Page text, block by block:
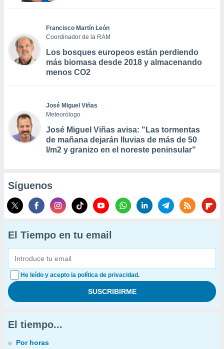
Francisco Martín León
Coordinador de la RAM
Los bosques europeos están perdiendo
más biomasa desde 2018 y almacenando
menos CO2
José Miguel Viñas
Meteorólogo
José Miguel Viñas avisa: "Las tormentas
de mañana dejarán lluvias de más de 50
l/m2 y granizo en el noreste peninsular"
Síguenos
El Tiempo en tu email
He leído y acepto la política de privacidad.
El tiempo...
Por horas